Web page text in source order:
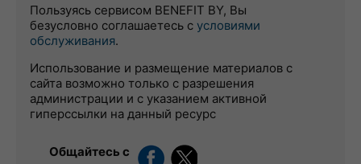
Пользуясь сервисом BENEFIT BY, Вы
безусловно соглашаетесь с условиями
обслуживания.
Использование и размещение материалов с
сайта возможно только с разрешения
администрации и с указанием активной
гиперссылки на данный ресурс
Общайтесь с